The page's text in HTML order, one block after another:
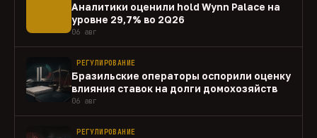
Аналитики оценили hold Wynn Palace на
уровне 29,7% во 2Q26
06 авг
РЕГУЛИРОВАНИЕ
Бразильские операторы оспорили оценку
влияния ставок на долги домохозяйств
06 авг
РЕГУЛИРОВАНИЕ